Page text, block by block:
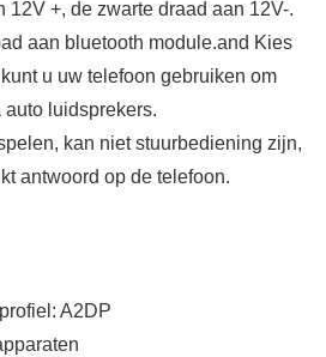
12V +, de zwarte draad aan 12V-.
aan bluetooth module.and Kies
u uw telefoon gebruiken om
luidsprekers.
kan niet stuurbediening zijn,
antwoord op de telefoon.
A2DP